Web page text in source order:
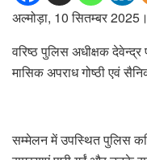
अल्मोड़ा, 10 सितम्बर 2025।
वरिष्ठ पुलिस अधीक्षक
मासिक अपराध गोष्ठी एवं
सम्मेलन में उपस्थित पुलिस